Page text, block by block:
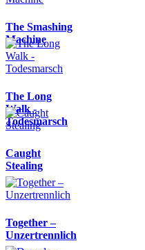
The Smashing
Machine
The Long
Walk -
Todesmarsch
Caught
Stealing
Together –
Unzertrennlich